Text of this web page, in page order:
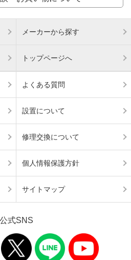
メーカーから探す
トップページへ
よくある質問
設置について
修理交換について
個人情報保護方針
サイトマップ
公式SNS